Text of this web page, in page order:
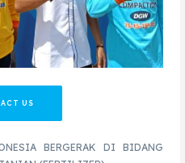
US
BERGERAK DI BIDANG